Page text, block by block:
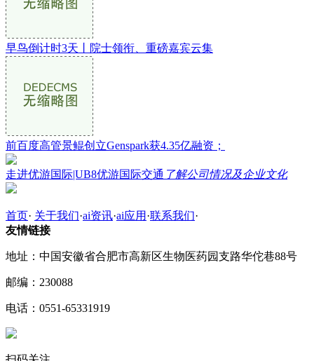
早鸟倒计时3天丨院士领衔、重磅嘉宾云集
前百度高管景鲲创立Genspark获4.35亿融资；
走进优游国际|UB8优游国际交通 了解公司情况及企业文化
首页· 关于我们·ai资讯·ai应用 ·联系我们·
友情链接
地址：中国安徽省合肥市高新区生物医药园支路华佗巷88号
邮编：230088
电话：0551-65331919